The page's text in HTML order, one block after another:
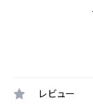
レビュー